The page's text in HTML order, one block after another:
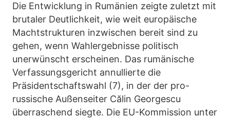
Die Entwicklung in Rumänien zeigte zuletzt mit
brutaler Deutlichkeit, wie weit europäische
Machtstrukturen inzwischen bereit sind zu
gehen, wenn Wahlergebnisse politisch
unerwünscht erscheinen. Das rumänische
Verfassungsgericht annullierte die
Präsidentschaftswahl (7), in der der pro-
russische Außenseiter Călin Georgescu
überraschend siegte. Die EU-Kommission unter